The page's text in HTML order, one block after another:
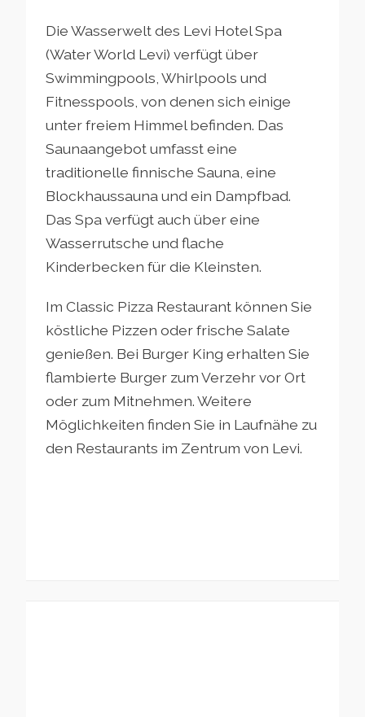
Die Wasserwelt des Levi Hotel Spa
(Water World Levi) verfügt über
Swimmingpools, Whirlpools und
Fitnesspools, von denen sich einige
unter freiem Himmel befinden. Das
Saunaangebot umfasst eine
traditionelle finnische Sauna, eine
Blockhaussauna und ein Dampfbad.
Das Spa verfügt auch über eine
Wasserrutsche und flache
Kinderbecken für die Kleinsten.
Im Classic Pizza Restaurant können Sie
köstliche Pizzen oder frische Salate
genießen. Bei Burger King erhalten Sie
flambierte Burger zum Verzehr vor Ort
oder zum Mitnehmen. Weitere
Möglichkeiten finden Sie in Laufnähe zu
den Restaurants im Zentrum von Levi.